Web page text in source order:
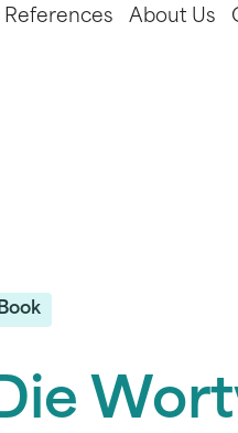
References About Us
Book